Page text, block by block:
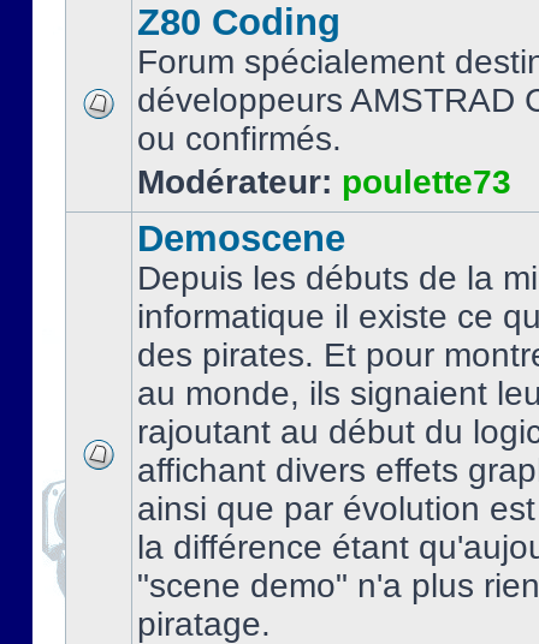
Z80 Coding
Forum spécialement
développeurs AMSTRAD
ou confirmés.
Modérateur: poulette73
Demoscene
Depuis les débuts de la
informatique il existe ce
des pirates. Et pour
au monde, ils signaient
rajoutant au début du
affichant divers effets
ainsi que par évolution
la différence étant
"scene demo" n'a plus
piratage.